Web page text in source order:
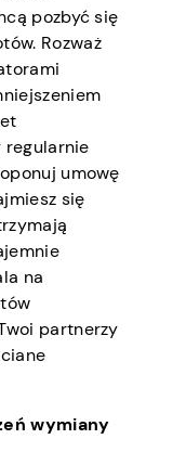
pozbyć się
Rozważ
regularnie
umowę
się
na
partnerzy
wymiany